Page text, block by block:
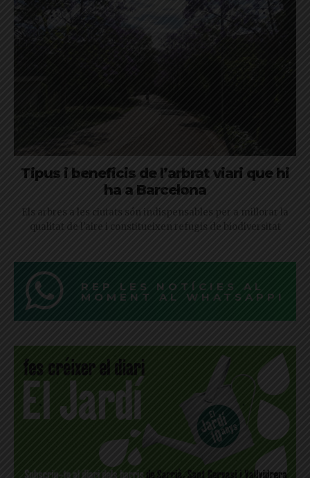
Tipus i beneficis de l’arbrat viari que hi
ha a Barcelona
Els arbres a les ciutats són indispensables per a millorar la
qualitat de l'aire i constitueixen refugis de biodiversitat
REP LES NOTÍCIES AL
MOMENT AL WHATSAPP!